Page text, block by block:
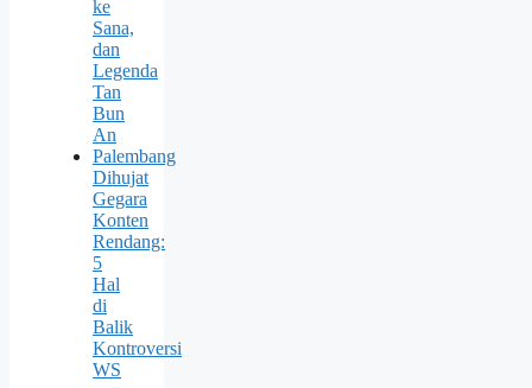
ke
Sana,
dan
Legenda
Tan
Bun
An
Palembang
Dihujat
Gegara
Konten
Rendang:
5
Hal
di
Balik
Kontroversi
WS